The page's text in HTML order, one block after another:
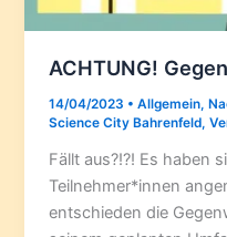
ACHTUNG!
14/04/2023 •Allgemein,
Science City Bahrenfeld,
Fällt aus?!?! Es haben
Teilnehmer*innen
entschieden die